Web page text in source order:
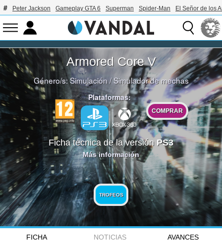
Peter Jackson Gameplay GTA 6 Superman Spider-Man El Señor de los
Armored Core V
Género/s:Simulación/Simulador de mechas
Plataformas:
COMPRAR
Ficha técnica de la versión PS3
Más información
TROFEOS
FICHA NOTICIAS
AVANCES